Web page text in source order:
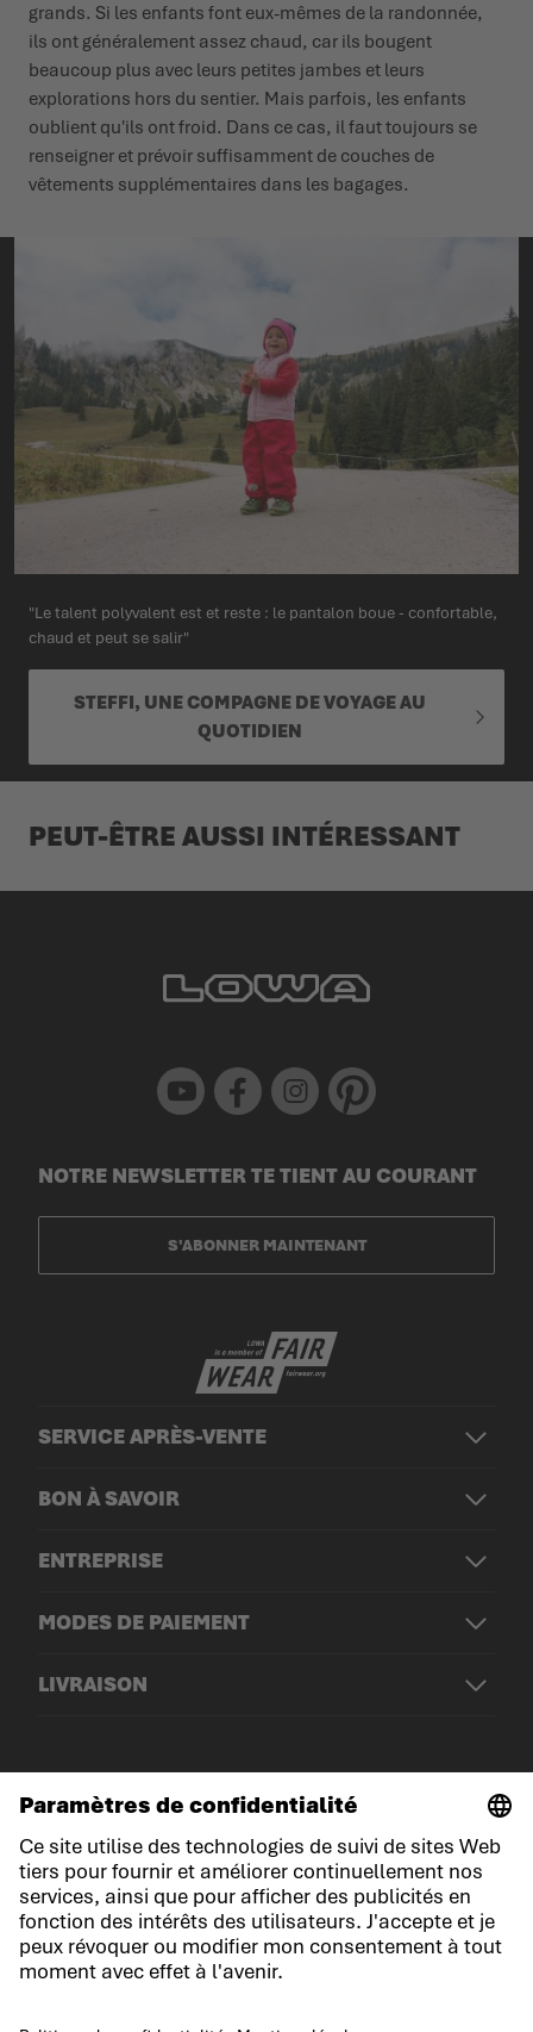
grands. Si les enfants font eux-mêmes de la randonnée,
ils ont généralement assez chaud, car ils bougent
beaucoup plus avec leurs petites jambes et leurs
explorations hors du sentier. Mais parfois, les enfants
oublient qu'ils ont froid. Dans ce cas, il faut toujours se
renseigner et prévoir suffisamment de couches de
vêtements supplémentaires dans les bagages.
"Le talent polyvalent est et reste : le pantalon boue - confortable,
chaud et peut se salir"
STEFFI, UNE COMPAGNE DE VOYAGE AU
QUOTIDIEN
PEUT-ÊTRE AUSSI INTÉRESSANT
Youtube Facebook Instagram Pinterest
SERVICE APRÈS-VENTE
BON À SAVOIR
ENTREPRISE
MODES DE PAIEMENT
LIVRAISON
NOTRE NEWSLETTER TE TIENT AU COURANT
S'ABONNER MAINTENANT
© LOWA Sportschuhe GmbH
Mentions légales
Politique de confidentialité
Cookies